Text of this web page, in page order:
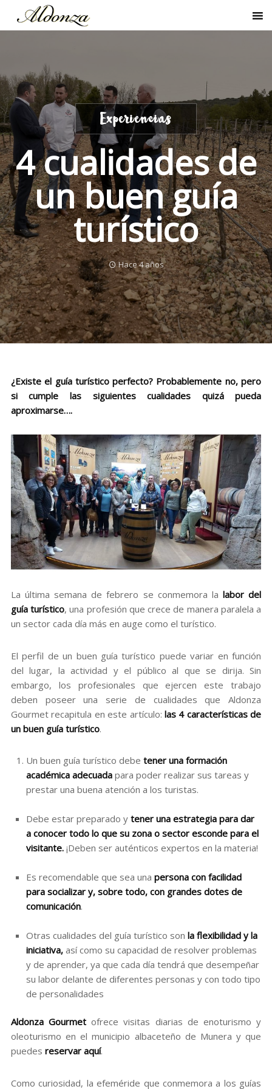
Experiencias
4 cualidades de
un buen guía
turístico
Hace 4 años
¿Existe el guía turístico perfecto? Probablemente no, pero
si cumple las siguientes cualidades quizá pueda
aproximarse….
La última semana de febrero se conmemora la labor del
guía turístico, una profesión que crece de manera paralela a
un sector cada día más en auge como el turístico.
El perfil de un buen guía turístico puede variar en función
del lugar, la actividad y el público al que se dirija. Sin
embargo, los profesionales que ejercen este trabajo
deben poseer una serie de cualidades que Aldonza
Gourmet recapitula en este artículo: las 4 características de
un buen guía turístico.
Un buen guía turístico debe tener una formación
académica adecuadapara poder realizar sus tareas y
prestar una buena atención a los turistas.
Debe estar preparado y tener una estrategia para dar
a conocer todo lo que su zona o sector esconde para el
visitante. ¡Deben ser auténticos expertos en la materia!
Es recomendable que sea una persona con facilidad
para socializar y, sobre todo, con grandes dotes de
comunicación.
Otras cualidades del guía turístico son la flexibilidad y la
iniciativa,así como su capacidad de resolver problemas
y de aprender, ya que cada día tendrá que desempeñar
su labor delante de diferentes personas y con todo tipo
de personalidades
Aldonza Gourmet ofrece visitas diarias de enoturismo y
oleoturismo en el municipio albaceteño de Munera y que
puedes reservar aquí.
Como curiosidad, la efeméride que conmemora a los guías